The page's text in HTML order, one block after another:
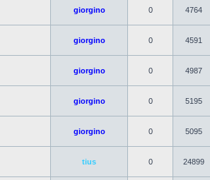
giorgino 0 4764
giorgino 0 4591
giorgino 0 4987
giorgino 0 5195
giorgino 0 5095
tius 0 24899